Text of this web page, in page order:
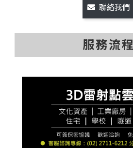
聯絡我們
服務流程